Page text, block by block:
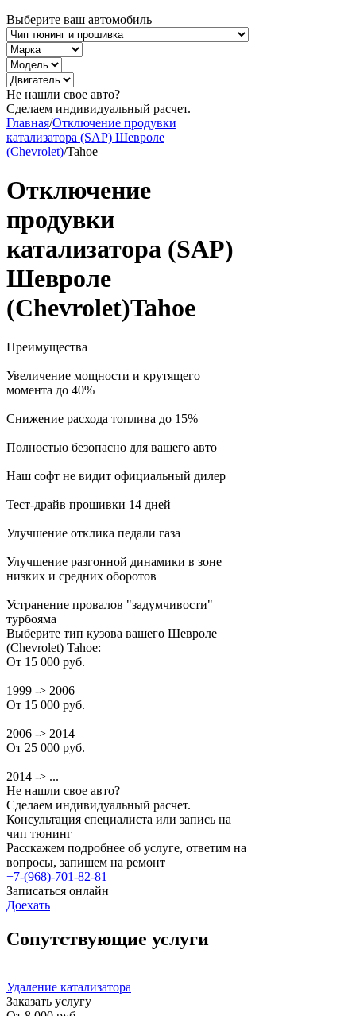
Выберите ваш автомобиль
Не нашли свое авто?
Сделаем индивидуальный расчет.
Главная/Отключение продувки
катализатора (SAP) Шевроле
(Chevrolet)/Tahoe
Отключение
продувки
катализатора (SAP)
Шевроле
(Chevrolet)Tahoe
Преимущества
Увеличение мощности и крутящего
момента до 40%
Снижение расхода топлива до 15%
Полностью безопасно для вашего авто
Наш софт не видит официальный дилер
Тест-драйв прошивки 14 дней
Улучшение отклика педали газа
Улучшение разгонной динамики в зоне
низких и средних оборотов
Устранение провалов "задумчивости"
турбояма
Выберите тип кузова вашего Шевроле
(Chevrolet) Tahoe:
От 15 000 руб.
1999 -> 2006
От 15 000 руб.
2006 -> 2014
От 25 000 руб.
2014 -> ...
Не нашли свое авто?
Сделаем индивидуальный расчет.
Консультация специалиста или запись на
чип тюнинг
Расскажем подробнее об услуге, ответим на
вопросы, запишем на ремонт
+7-(968)-701-82-81
Записаться онлайн
Доехать
Сопутствующие услуги
Удаление катализатора
Заказать услугу